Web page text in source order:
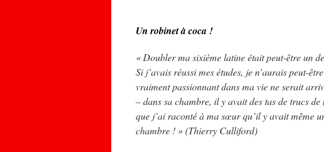
Un robinet à coca !
« Doubler ma sixième latine était peut-être un
Si j’avais réussi mes études, je n’aurais peut-
vraiment passionnant dans ma vie ne serait
– dans sa chambre, il y avait des tas de trucs
que j’ai raconté à ma sœur qu’il y avait même
chambre ! » (Thierry Culliford)